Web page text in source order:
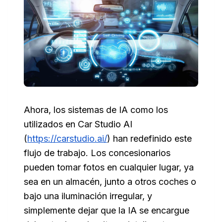
Ahora, los sistemas de IA como los
utilizados en Car Studio AI
(https://carstudio.ai/) han redefinido este
flujo de trabajo. Los concesionarios
pueden tomar fotos en cualquier lugar, ya
sea en un almacén, junto a otros coches o
bajo una iluminación irregular, y
simplemente dejar que la IA se encargue